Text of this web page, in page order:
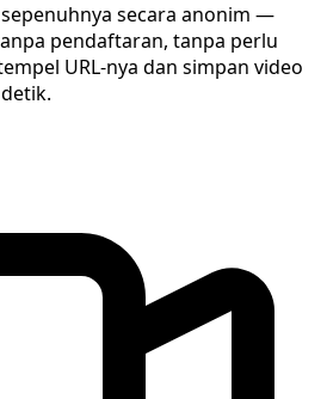
secara anonim —
pendaftaran, tanpa perlu
URL-nya dan simpan video